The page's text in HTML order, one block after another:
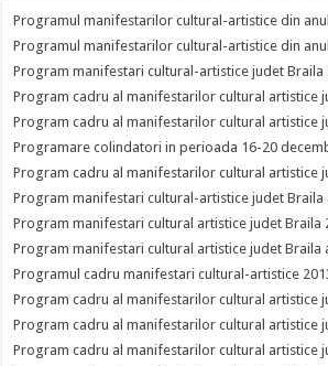
Programul manifestarilor cultural-artistice din
Programul manifestarilor cultural-artistice din
Program manifestari cultural-artistice judet Braila
Program cadru al manifestarilor cultural artistice
Program cadru al manifestarilor cultural artistice
Programare colindatori in perioada 16-20
Program cadru al manifestarilor cultural artistice
Program manifestari cultural-artistice judet Braila
Program manifestari cultural artistice judet Braila
Program manifestari cultural artistice judet Braila
Programul cadru manifestari cultural-artistice
Program cadru al manifestarilor cultural artistice
Program cadru al manifestarilor cultural artistice
Program cadru al manifestarilor cultural artistice